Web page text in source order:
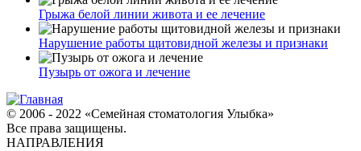
Грыжа белой линии живота и ее лечение
Нарушение работы щитовидной железы и признаки
Пузырь от ожога и лечение
© 2006 - 2022 «Семейная стоматология Улыбка»
Все права защищены.
НАПРАВЛЕНИЯ